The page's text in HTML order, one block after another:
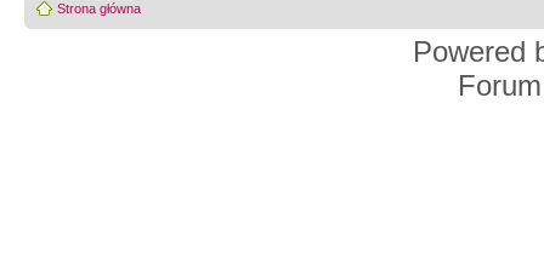
Strona główna
Powered